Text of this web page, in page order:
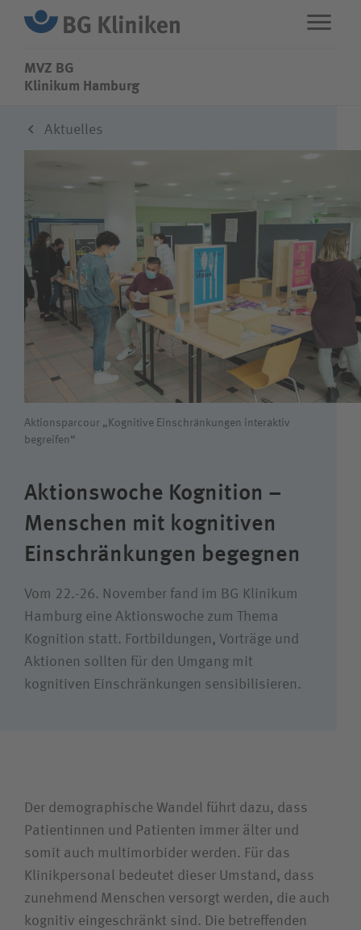
MVZ BG
Leistungen
Über uns
Karriere
Wie können wir Ihnen helfen?
Suchwert
MVZ BG
Klinikum Hamburg
Aktuelles
Aktionsparcour „Kognitive Einschränkungen interaktiv
begreifen“
Aktionswoche Kognition –
Menschen mit kognitiven
Einschränkungen begegnen
Vom 22.-26. November fand im BG Klinikum
Hamburg eine Aktionswoche zum Thema
Kognition statt. Fortbildungen, Vorträge und
Aktionen sollten für den Umgang mit
kognitiven Einschränkungen sensibilisieren.
Der demographische Wandel führt dazu, dass
Patientinnen und Patienten immer älter und
somit auch multimorbider werden. Für das
Klinikpersonal bedeutet dieser Umstand, dass
zunehmend Menschen versorgt werden, die auch
kognitiv eingeschränkt sind. Die betreffenden